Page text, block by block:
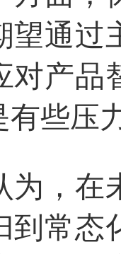
望通过
对产品
有些压
为，在
到常态